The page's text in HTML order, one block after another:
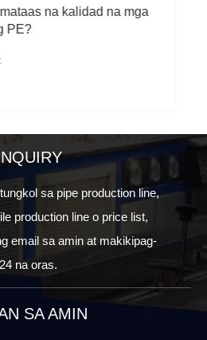
na kalidad na mga
sa pipe production line,
production line o price list,
email sa amin at makikipag-
na oras.
SA AMIN